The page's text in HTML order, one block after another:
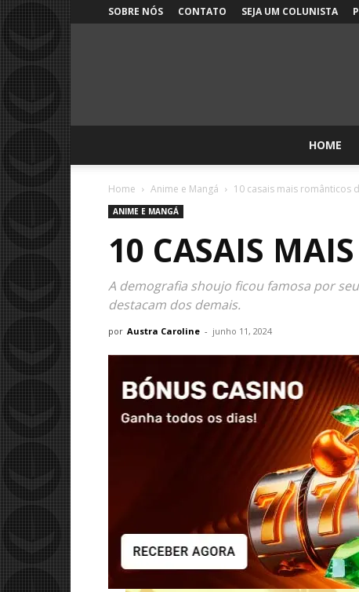
SOBRE NÓS CONTATO SEJA UM COLUNISTA
HOME
Home Anime e Mangá 10 casais mais românticos
ANIME E MANGÁ
10 CASAIS
A demografia shoujo ficou famosa por
destacam dos demais.
por Austra Caroline - junho 11, 2024